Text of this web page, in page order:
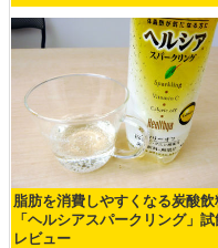
脂肪を消費しやすくなる炭酸飲
「ヘルシアスパークリング」試
レビュー